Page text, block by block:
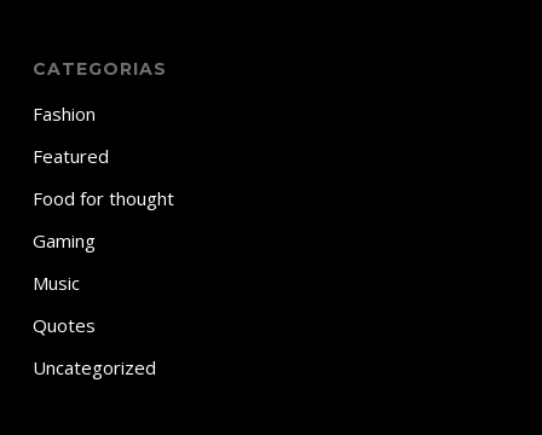
CATEGORIAS
Fashion
Featured
Food for thought
Gaming
Music
Quotes
Uncategorized